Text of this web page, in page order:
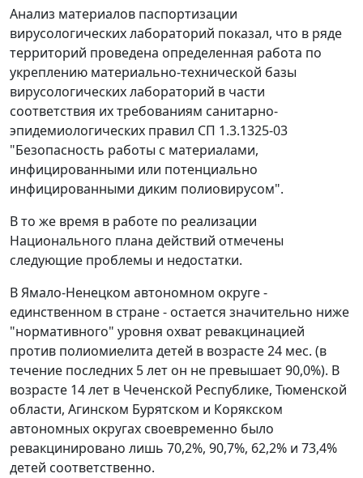
Анализ материалов паспортизации
вирусологических лабораторий показал, что в ряде
территорий проведена определенная работа по
укреплению материально-технической базы
вирусологических лабораторий в части
соответствия их требованиям санитарно-
эпидемиологических правил СП 1.3.1325-03
"Безопасность работы с материалами,
инфицированными или потенциально
инфицированными диким полиовирусом".
В то же время в работе по реализации
Национального плана действий отмечены
следующие проблемы и недостатки.
В Ямало-Ненецком автономном округе -
единственном в стране - остается значительно ниже
"нормативного" уровня охват ревакцинацией
против полиомиелита детей в возрасте 24 мес. (в
течение последних 5 лет он не превышает 90,0%). В
возрасте 14 лет в Чеченской Республике, Тюменской
области, Агинском Бурятском и Корякском
автономных округах своевременно было
ревакцинировано лишь 70,2%, 90,7%, 62,2% и 73,4%
детей соответственно.